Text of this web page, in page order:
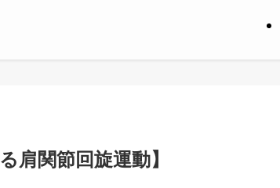
肩関節回旋運動】